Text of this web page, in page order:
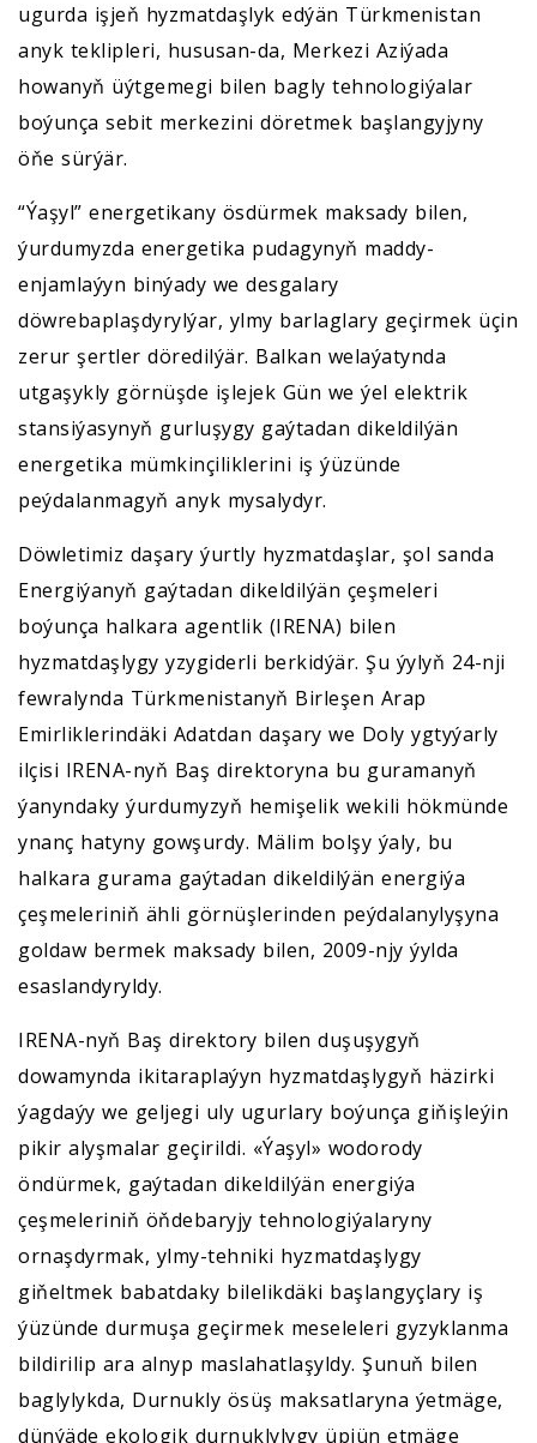
ugurda işjeň hyzmatdaşlyk edýän Türkmenistan
anyk teklipleri, hususan-da, Merkezi Aziýada
howanyň üýtgemegi bilen bagly tehnologiýalar
boýunça sebit merkezini döretmek başlangyjyny
öňe sürýär.
“Ýaşyl” energetikany ösdürmek maksady bilen,
ýurdumyzda energetika pudagynyň maddy-
enjamlaýyn binýady we desgalary
döwrebaplaşdyrylýar, ylmy barlaglary geçirmek üçin
zerur şertler döredilýär. Balkan welaýatynda
utgaşykly görnüşde işlejek Gün we ýel elektrik
stansiýasynyň gurluşygy gaýtadan dikeldilýän
energetika mümkinçiliklerini iş ýüzünde
peýdalanmagyň anyk mysalydyr.
Döwletimiz daşary ýurtly hyzmatdaşlar, şol sanda
Energiýanyň gaýtadan dikeldilýän çeşmeleri
boýunça halkara agentlik (IRENA) bilen
hyzmatdaşlygy yzygiderli berkidýär. Şu ýylyň 24-nji
fewralynda Türkmenistanyň Birleşen Arap
Emirliklerindäki Adatdan daşary we Doly ygtyýarly
ilçisi IRENA-nyň Baş direktoryna bu guramanyň
ýanyndaky ýurdumyzyň hemişelik wekili hökmünde
ynanç hatyny gowşurdy. Mälim bolşy ýaly, bu
halkara gurama gaýtadan dikeldilýän energiýa
çeşmeleriniň ähli görnüşlerinden peýdalanylyşyna
goldaw bermek maksady bilen, 2009-njy ýylda
esaslandyryldy.
IRENA-nyň Baş direktory bilen duşuşygyň
dowamynda ikitaraplaýyn hyzmatdaşlygyň häzirki
ýagdaýy we geljegi uly ugurlary boýunça giňişleýin
pikir alyşmalar geçirildi. «Ýaşyl» wodorody
öndürmek, gaýtadan dikeldilýän energiýa
çeşmeleriniň öňdebaryjy tehnologiýalaryny
ornaşdyrmak, ylmy-tehniki hyzmatdaşlygy
giňeltmek babatdaky bilelikdäki başlangyçlary iş
ýüzünde durmuşa geçirmek meseleleri gyzyklanma
bildirilip ara alnyp maslahatlaşyldy. Şunuň bilen
baglylykda, Durnukly ösüş maksatlaryna ýetmäge,
dünýäde ekologik durnuklylygy üpjün etmäge